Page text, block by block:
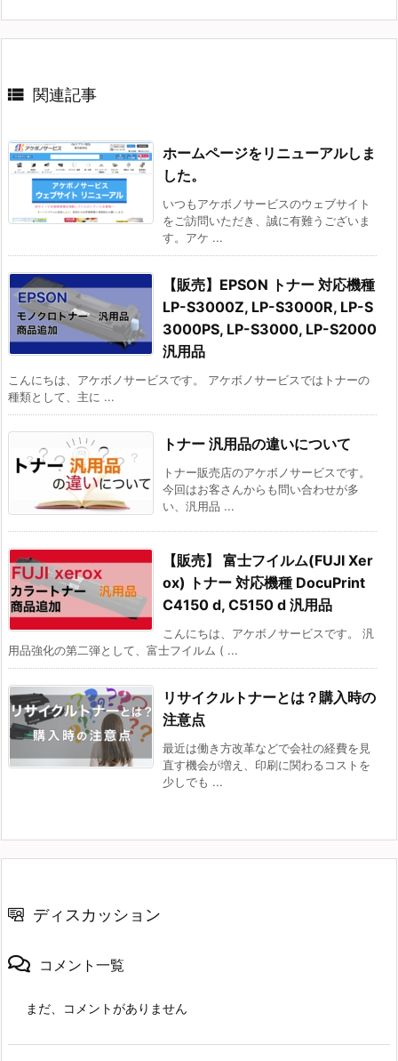
 関連記事
ホームページをリニューアルしま
した。
いつもアケボノサービスのウェブサイト
をご訪問いただき、誠に有難うございま
す。アケ ...
【販売】EPSON トナー 対応機種
LP-S3000Z, LP-S3000R, LP-S
3000PS, LP-S3000, LP-S2000
汎用品
こんにちは、アケボノサービスです。 アケボノサービスではトナーの
種類として、主に ...
トナー 汎用品の違いについて
トナー販売店のアケボノサービスです。
今回はお客さんからも問い合わせが多
い、汎用品 ...
【販売】 富士フイルム(FUJI Xer
ox) トナー 対応機種 DocuPrint
C4150 d, C5150 d 汎用品
こんにちは、アケボノサービスです。 汎
用品強化の第二弾として、富士フイルム ( ...
リサイクルトナーとは？購入時の
注意点
最近は働き方改革などで会社の経費を見
直す機会が増え、印刷に関わるコストを
少しでも ...
ディスカッション
コメント一覧
まだ、コメントがありません